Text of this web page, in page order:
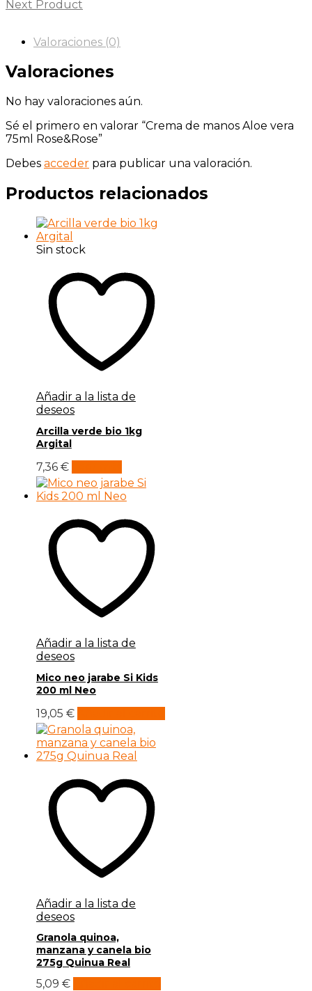
Next Product
Valoraciones (0)
Valoraciones
No hay valoraciones aún.
Sé el primero en valorar “Crema de manos Aloe vera
75ml Rose&Rose”
Debes acceder para publicar una valoración.
Productos relacionados
Sin stock
Añadir a la lista de
deseos
Arcilla verde bio 1kg
Argital
7,36 €
Añadir a la lista de
deseos
Mico neo jarabe Si Kids
200 ml Neo
19,05 €
Añadir a la lista de
deseos
Granola quinoa,
manzana y canela bio
275g Quinua Real
5,09 €